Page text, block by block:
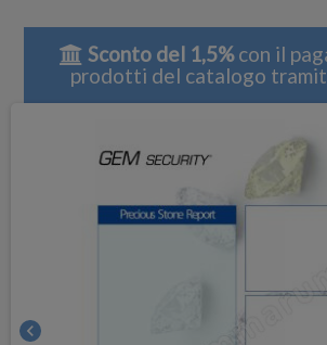
Sconto del 1,5%con il
prodotti del catalogo
chevron_left